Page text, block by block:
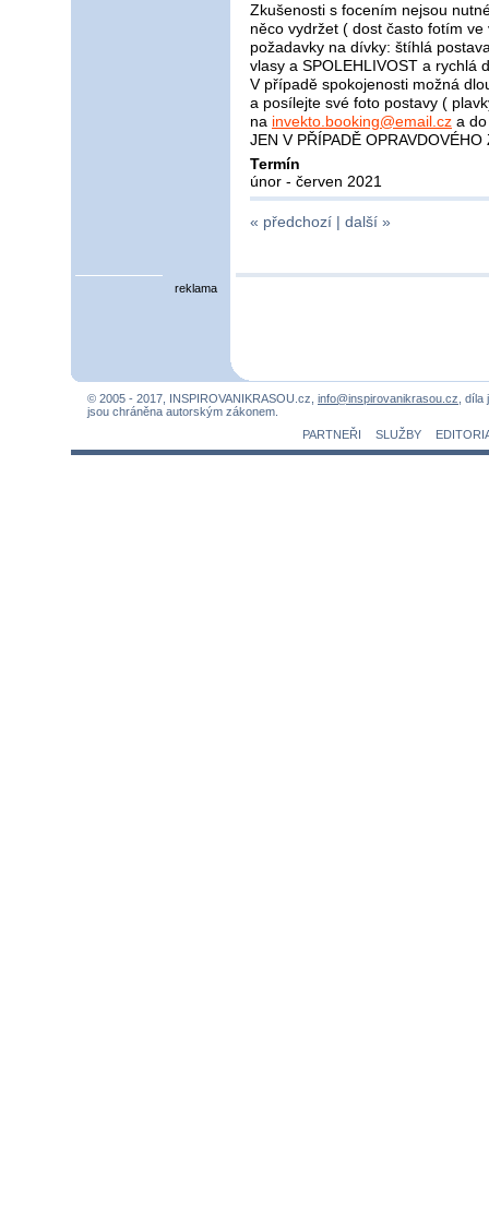
Zkušenosti s focením nejsou
něco vydržet ( dost často fotím
požadavky na dívky: štíhlá
vlasy a SPOLEHLIVOST a rychlá
V případě spokojenosti možná
a posílejte své foto postavy (
na invekto.booking@email.cz a
JEN V PŘÍPADĚ
Termín
únor - červen 2021
« předchozí | další »
reklama
© 2005 - 2017, INSPIROVANIKRASOU.cz, info@inspirovanikrasou.cz ,
jsou chráněna autorským zákonem.
PARTNEŘI
SLUŽBY